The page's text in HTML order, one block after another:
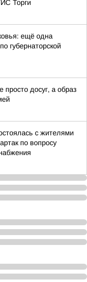
Торги
ещё одна
губернаторской
досуг, а образ
с жителями
по вопросу